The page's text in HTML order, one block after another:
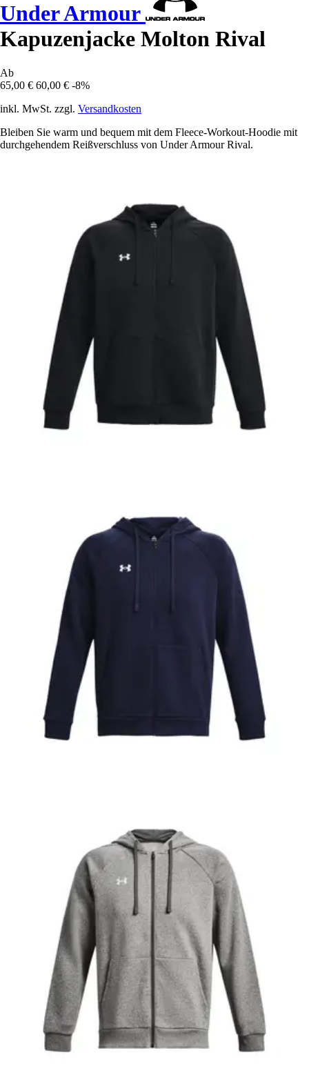
Under Armour
Kapuzenjacke Molton Rival
Ab
65,00 € 60,00 € -8%
inkl. MwSt. zzgl. Versandkosten
Bleiben Sie warm und bequem mit dem Fleece-Workout-Hoodie mit
durchgehendem Reißverschluss von Under Armour Rival.